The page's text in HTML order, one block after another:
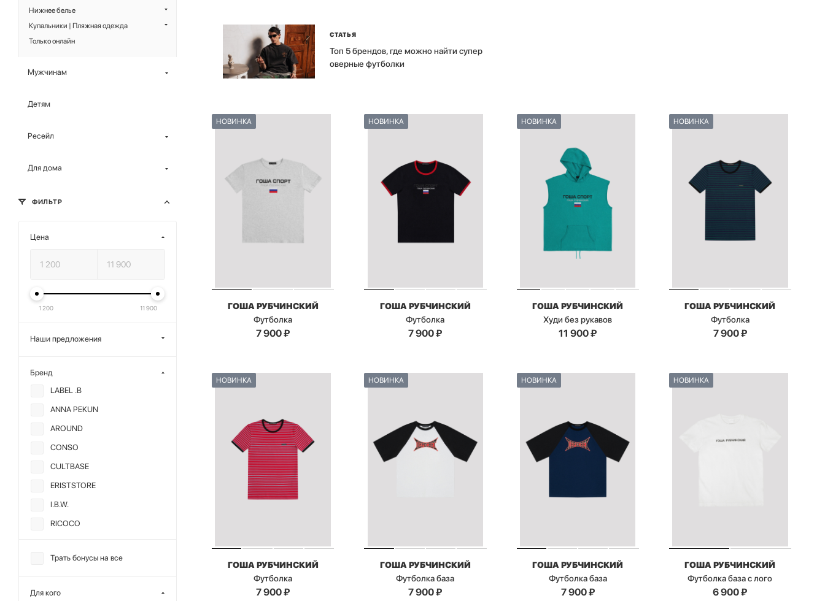
СТАТЬЯ
Топ 5 брендов, где можно найти супер
оверные футболки
НОВИНКА
ГОША РУБЧИНСКИЙ
Футболка
7 900₽
НОВИНКА
ГОША РУБЧИНСКИЙ
Футболка
7 900₽
НОВИНКА
ГОША РУБЧИНСКИЙ
Худи без рукавов
11 900₽
НОВИНКА
ГОША РУБЧИНСКИЙ
Футболка
7 900₽
НОВИНКА
ГОША РУБЧИНСКИЙ
Футболка
7 900₽
НОВИНКА
ГОША РУБЧИНСКИЙ
Футболка база
7 900₽
НОВИНКА
ГОША РУБЧИНСКИЙ
Футболка база
7 900₽
НОВИНКА
ГОША РУБЧИНСКИЙ
Футболка база с лого
6 900₽
Нижнее белье
Купальники | Пляжная одежда
Только онлайн
Мужчинам
Детям
Ресейл
Для дома
ФИЛЬТР
Цена
1 200 11 900
Наши предложения
Бренд
LABEL .B
ANNA PEKUN
AROUND
CONSO
CULTBASE
ERISTSTORE
I.B.W.
RICOCO
МИНИ
Трать бонусы на все
Для кого